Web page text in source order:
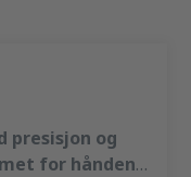
presisjon og
for hånden